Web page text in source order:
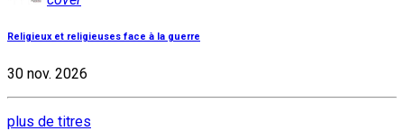
Religieux et religieuses face à la guerre
30 nov. 2026
plus de titres